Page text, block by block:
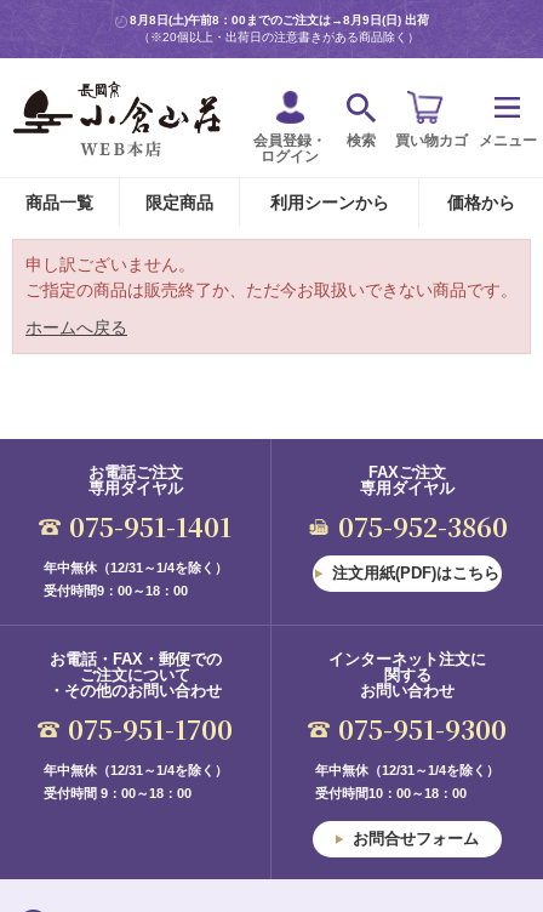
8月8日(土)午前8：00までのご注文は→8月9日(日) 出荷
（※20個以上・出荷日の注意書きがある商品除く）
会員登録・
ログイン
検索 買い物カゴ メニュー
商品一覧 限定商品 利用シーンから 価格から
申し訳ございません。
ご指定の商品は販売終了か、ただ今お取扱いできない商品です。
ホームへ戻る
お電話ご注文
専用ダイヤル
075-951-1401
年中無休（12/31～1/4を除く）
受付時間9：00～18：00
FAXご注文
専用ダイヤル
075-952-3860
注文用紙(PDF)はこちら
お電話・FAX・郵便での
ご注文について
・その他のお問い合わせ
075-951-1700
年中無休（12/31～1/4を除く）
受付時間 9：00～18：00
インターネット注文に
関する
お問い合わせ
075-951-9300
年中無休（12/31～1/4を除く）
受付時間10：00～18：00
お問合せフォーム